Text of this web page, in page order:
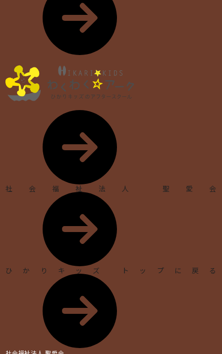
社会福祉法人 聖愛会
ひかりキッズ トップに戻る